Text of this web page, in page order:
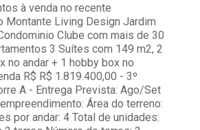
à venda no recente
Montante Living Design Jardim
Clube com mais de 30
3 Suítes com 149 m2, 2
no andar + 1 hobby box no
R$ R$ 1.819.400,00 - 3º
A - Entrega Prevista: Ago/Set
Área do terreno:
por andar: 4 Total de unidades: